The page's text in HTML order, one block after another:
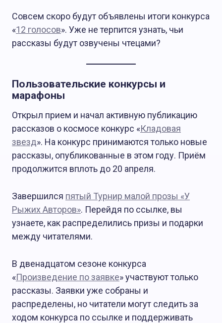
Совсем скоро будут объявлены итоги конкурса
«12 голосов». Уже не терпится узнать, чьи
рассказы будут озвучены чтецами?
Пользовательские конкурсы и
марафоны
Открыл прием и начал активную публикацию
рассказов о космосе конкурс «Кладовая
звезд». На конкурс принимаются только новые
рассказы, опубликованные в этом году. Приём
продолжится вплоть до 20 апреля.
Завершился пятый Турнир малой прозы «У
Рыжих Авторов». Перейдя по ссылке, вы
узнаете, как распределились призы и подарки
между читателями.
В двенадцатом сезоне конкурса
«Произведение по заявке» участвуют только
рассказы. Заявки уже собраны и
распределены, но читатели могут следить за
ходом конкурса по ссылке и поддерживать